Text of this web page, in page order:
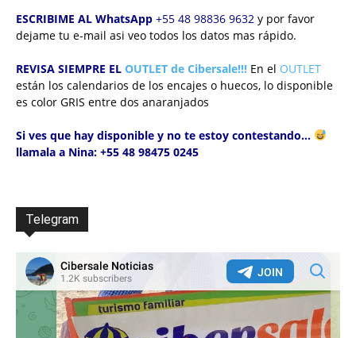
ESCRIBIME AL WhatsApp +55 48 98836 9632 y por favor
dejame tu e-mail asi veo todos los datos mas rápido.
REVISA SIEMPRE EL OUTLET de Cibersale!!! En el OUTLET
están los calendarios de los encajes o huecos, lo disponible
es color GRIS entre dos anaranjados
Si ves que hay disponible y no te estoy contestando…
llamala a Nina: +55 48 98475 0245
Telegram